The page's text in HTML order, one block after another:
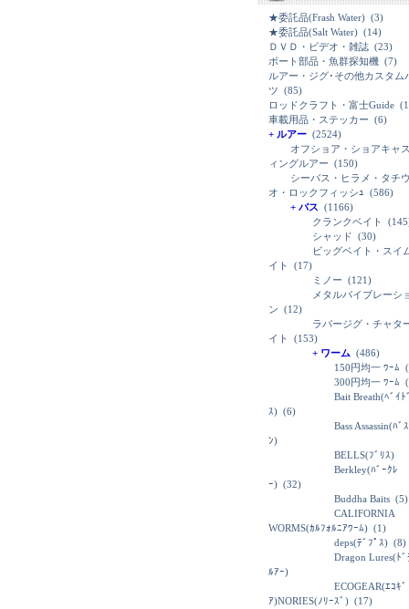
★委託品(Frash Water) (3)
★委託品(Salt Water) (14)
ＤＶＤ・ビデオ・雑誌 (23)
ボート部品・魚群探知機 (7)
ルアー・ジグ･その他カスタム
ツ (85)
ロッドクラフト・富士Guide
車載用品・ステッカー (6)
+ ルアー (2524)
オフショア・ショアキャ
ィングルアー (150)
シーバス・ヒラメ・タチウ
オ・ロックフィッシｭ (586)
+ バス (1166)
クランクベイト
シャッド (30)
ビッグベイト・スイ
イト
(17)
ミノー (121)
メタルバイブレーシ
ン (12)
ラバージグ・チャタ
イト
(153)
+ ワーム (486)
150円均一 ﾜｰﾑ
300円均一 ﾜｰﾑ
Bait Breath(ﾍﾞｲﾄ
ｽ) (6)
Bass Assassin(ﾊﾞ
ﾝ)
BELLS(ﾌﾞﾘｽ)
Berkley(ﾊﾞｰｸﾚ
ｰ) (32)
Buddha Baits (5)
CALIFORNIA
WORMS(ｶﾙﾌｫﾙﾆｱﾜｰﾑ) (1)
deps(ﾃﾞﾌﾟｽ) (8)
Dragon Lures(ﾄﾞ
ﾙｱｰ)
ECOGEAR(ｴｺｷﾞ
ｱ)NORIES(ﾉﾘｰｽﾞ) (17)